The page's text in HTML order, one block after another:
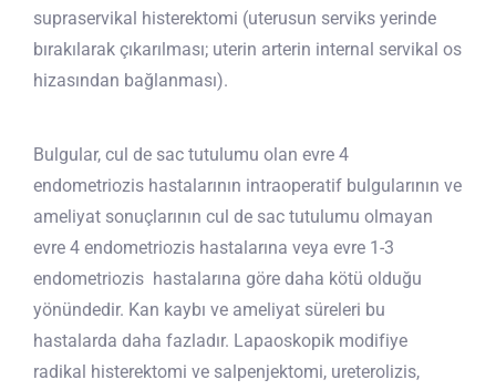
supraservikal histerektomi (uterusun serviks yerinde
bırakılarak çıkarılması; uterin arterin internal servikal os
hizasından bağlanması).
Bulgular, cul de sac tutulumu olan evre 4
endometriozis hastalarının intraoperatif bulgularının ve
ameliyat sonuçlarının cul de sac tutulumu olmayan
evre 4 endometriozis hastalarına veya evre 1-3
endometriozis hastalarına göre daha kötü olduğu
yönündedir. Kan kaybı ve ameliyat süreleri bu
hastalarda daha fazladır. Lapaoskopik modifiye
radikal histerektomi ve salpenjektomi, ureterolizis,